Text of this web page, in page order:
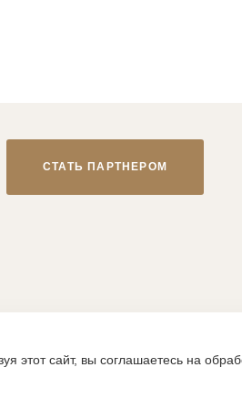
СТАТЬ ПАРТНЕРОМ
текстом, графикой,
этот сайт, вы соглашаетесь на